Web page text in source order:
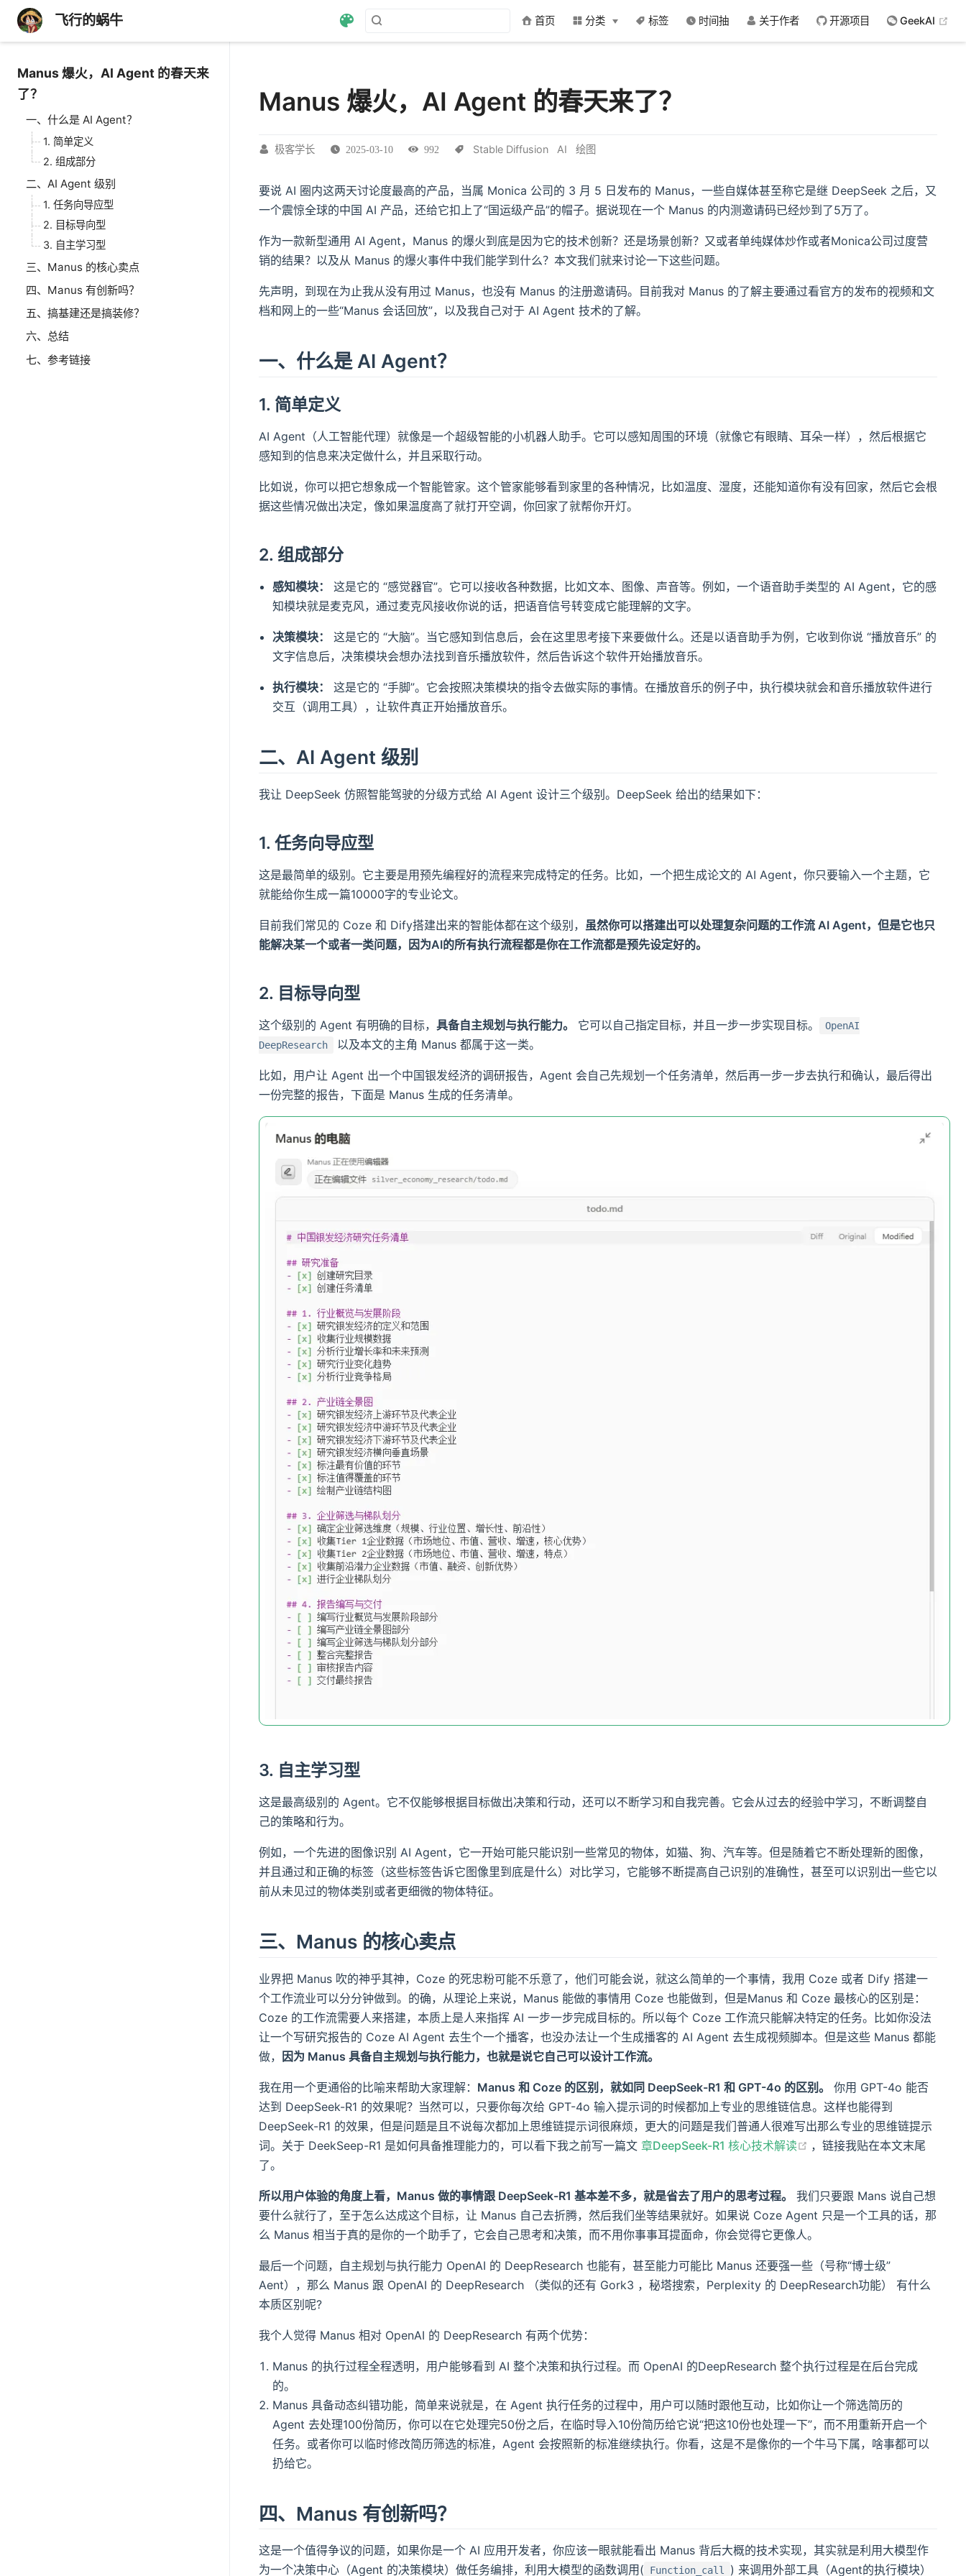
飞行的蜗牛 首页 分类 标签 时间抽 关于作者 开源项目 GeekAI
Manus 爆火，AI Agent 的春天来
了？
一、什么是 AI Agent？
1. 简单定义
2. 组成部分
二、AI Agent 级别
1. 任务向导应型
2. 目标导向型
3. 自主学习型
三、Manus 的核心卖点
四、Manus 有创新吗？
五、搞基建还是搞装修？
六、总结
七、参考链接
Manus 爆火，AI Agent 的春天来了？
极客学长 2025-03-10 992 Stable Diffusion AI 绘图
要说 AI 圈内这两天讨论度最高的产品，当属 Monica 公司的 3 月 5 日发布的 Manus，一些自媒体甚至称它是继 DeepSeek 之后，又
一个震惊全球的中国 AI 产品，还给它扣上了“国运级产品”的帽子。据说现在一个 Manus 的内测邀请码已经炒到了5万了。
作为一款新型通用 AI Agent，Manus 的爆火到底是因为它的技术创新？还是场景创新？又或者单纯媒体炒作或者Monica公司过度营
销的结果？以及从 Manus 的爆火事件中我们能学到什么？本文我们就来讨论一下这些问题。
先声明，到现在为止我从没有用过 Manus，也没有 Manus 的注册邀请码。目前我对 Manus 的了解主要通过看官方的发布的视频和文
档和网上的一些“Manus 会话回放”，以及我自己对于 AI Agent 技术的了解。
一、什么是 AI Agent？
1. 简单定义
AI Agent（人工智能代理）就像是一个超级智能的小机器人助手。它可以感知周围的环境（就像它有眼睛、耳朵一样），然后根据它
感知到的信息来决定做什么，并且采取行动。
比如说，你可以把它想象成一个智能管家。这个管家能够看到家里的各种情况，比如温度、湿度，还能知道你有没有回家，然后它会根
据这些情况做出决定，像如果温度高了就打开空调，你回家了就帮你开灯。
2. 组成部分
感知模块：
这是它的 “感觉器官”。它可以接收各种数据，比如文本、图像、声音等。例如，一个语音助手类型的 AI Agent，它的感
知模块就是麦克风，通过麦克风接收你说的话，把语音信号转变成它能理解的文字。
决策模块：
这是它的 “大脑”。当它感知到信息后，会在这里思考接下来要做什么。还是以语音助手为例，它收到你说 “播放音乐” 的
文字信息后，决策模块会想办法找到音乐播放软件，然后告诉这个软件开始播放音乐。
执行模块：
这是它的 “手脚”。它会按照决策模块的指令去做实际的事情。在播放音乐的例子中，执行模块就会和音乐播放软件进行
交互（调用工具），让软件真正开始播放音乐。
二、AI Agent 级别
我让 DeepSeek 仿照智能驾驶的分级方式给 AI Agent 设计三个级别。DeepSeek 给出的结果如下：
1. 任务向导应型
这是最简单的级别。它主要是用预先编程好的流程来完成特定的任务。比如，一个把生成论文的 AI Agent，你只要输入一个主题，它
就能给你生成一篇10000字的专业论文。
目前我们常见的 Coze 和 Dify搭建出来的智能体都在这个级别， 虽然你可以搭建出可以处理复杂问题的工作流 AI Agent，但是它也只
能解决某一个或者一类问题，因为AI的所有执行流程都是你在工作流都是预先设定好的。
2. 目标导向型
这个级别的 Agent 有明确的目标， 具备自主规划与执行能力。 它可以自己指定目标，并且一步一步实现目标。
OpenAI
DeepResearch
以及本文的主角 Manus 都属于这一类。
比如，用户让 Agent 出一个中国银发经济的调研报告，Agent 会自己先规划一个任务清单，然后再一步一步去执行和确认，最后得出
一份完整的报告，下面是 Manus 生成的任务清单。
3. 自主学习型
这是最高级别的 Agent。它不仅能够根据目标做出决策和行动，还可以不断学习和自我完善。它会从过去的经验中学习，不断调整自
己的策略和行为。
例如，一个先进的图像识别 AI Agent，它一开始可能只能识别一些常见的物体，如猫、狗、汽车等。但是随着它不断处理新的图像，
并且通过和正确的标签（这些标签告诉它图像里到底是什么）对比学习，它能够不断提高自己识别的准确性，甚至可以识别出一些它以
前从未见过的物体类别或者更细微的物体特征。
三、Manus 的核心卖点
业界把 Manus 吹的神乎其神，Coze 的死忠粉可能不乐意了，他们可能会说，就这么简单的一个事情，我用 Coze 或者 Dify 搭建一
个工作流业可以分分钟做到。的确，从理论上来说，Manus 能做的事情用 Coze 也能做到，但是Manus 和 Coze 最核心的区别是：
Coze 的工作流需要人来搭建，本质上是人来指挥 AI 一步一步完成目标的。所以每个 Coze 工作流只能解决特定的任务。比如你没法
让一个写研究报告的 Coze AI Agent 去生个一个播客，也没办法让一个生成播客的 AI Agent 去生成视频脚本。但是这些 Manus 都能
做， 因为 Manus 具备自主规划与执行能力，也就是说它自己可以设计工作流。
我在用一个更通俗的比喻来帮助大家理解： Manus 和 Coze 的区别，就如同 DeepSeek-R1 和 GPT-4o 的区别。
你用 GPT-4o 能否
达到 DeepSeek-R1 的效果呢？当然可以，只要你每次给 GPT-4o 输入提示词的时候都加上专业的思维链信息。这样也能得到
DeepSeek-R1 的效果，但是问题是且不说每次都加上思维链提示词很麻烦，更大的问题是我们普通人很难写出那么专业的思维链提示
词。关于 DeekSeep-R1 是如何具备推理能力的，可以看下我之前写一篇文 章DeepSeek-R1 核心技术解读 (opens new window)
，链接我贴在本文末尾
了。
所以用户体验的角度上看，Manus 做的事情跟 DeepSeek-R1 基本差不多，就是省去了用户的思考过程。
我们只要跟 Mans 说自己想
要什么就行了，至于怎么达成这个目标，让 Manus 自己去折腾，然后我们坐等结果就好。如果说 Coze Agent 只是一个工具的话，那
么 Manus 相当于真的是你的一个助手了，它会自己思考和决策，而不用你事事耳提面命，你会觉得它更像人。
最后一个问题，自主规划与执行能力 OpenAI 的 DeepResearch 也能有，甚至能力可能比 Manus 还要强一些（号称“博士级”
Aent），那么 Manus 跟 OpenAI 的 DeepResearch （类似的还有 Gork3 ，秘塔搜索，Perplexity 的 DeepResearch功能） 有什么
本质区别呢?
我个人觉得 Manus 相对 OpenAI 的 DeepResearch 有两个优势：
Manus 的执行过程全程透明，用户能够看到 AI 整个决策和执行过程。而 OpenAI 的DeepResearch 整个执行过程是在后台完成
的。
Manus 具备动态纠错功能，简单来说就是，在 Agent 执行任务的过程中，用户可以随时跟他互动，比如你让一个筛选简历的
Agent 去处理100份简历，你可以在它处理完50份之后，在临时导入10份简历给它说“把这10份也处理一下”，而不用重新开启一个
任务。或者你可以临时修改简历筛选的标准，Agent 会按照新的标准继续执行。你看，这是不是像你的一个牛马下属，啥事都可以
扔给它。
四、Manus 有创新吗？
这是一个值得争议的问题，如果你是一个 AI 应用开发者，你应该一眼就能看出 Manus 背后大概的技术实现，其实就是利用大模型作
为一个决策中心（Agent 的决策模块）做任务编排，利用大模型的函数调用(
Function_call ) 来调用外部工具（Agent的执行模块）